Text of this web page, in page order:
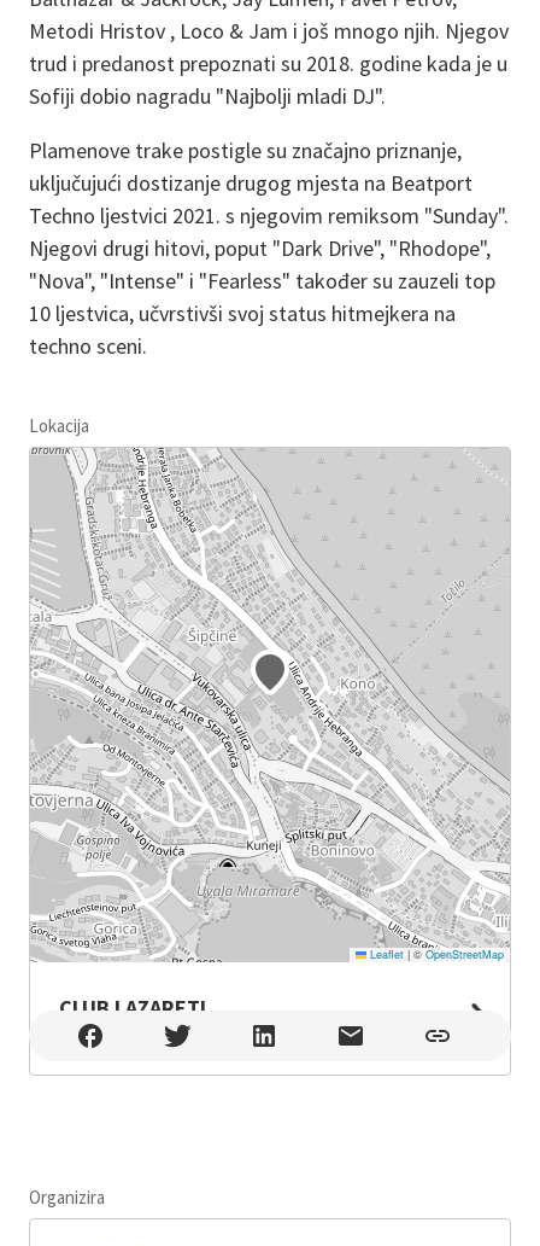
Metodi Hristov , Loco & Jam i još mnogo njih. Njegov
trud i predanost prepoznati su 2018. godine kada je u
Sofiji dobio nagradu "Najbolji mladi DJ".
Plamenove trake postigle su značajno priznanje,
uključujući dostizanje drugog mjesta na Beatport
Techno ljestvici 2021. s njegovim remiksom "Sunday".
Njegovi drugi hitovi, poput "Dark Drive", "Rhodope",
"Nova", "Intense" i "Fearless" također su zauzeli top
10 ljestvica, učvrstivši svoj status hitmejkera na
techno sceni.
Lokacija
Leaflet |© OpenStreetMap
CLUB LAZARETI
CLUB LAZARETI , Dubrovnik
Organizira